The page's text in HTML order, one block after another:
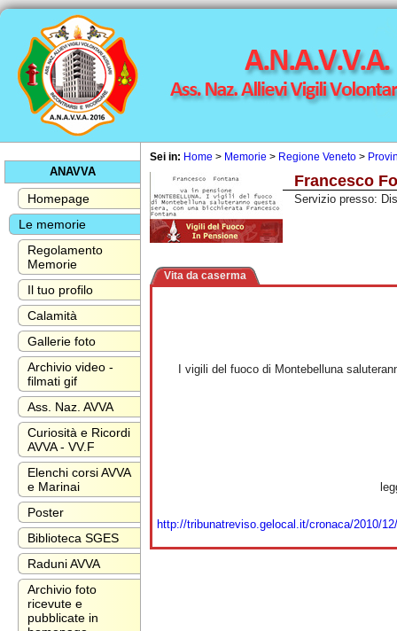
ANAVVA
Homepage
Le memorie
Regolamento
Memorie
Il tuo profilo
Calamità
Gallerie foto
Archivio video -
filmati gif
Ass. Naz. AVVA
Curiosità e Ricordi
AVVA - VV.F
Elenchi corsi AVVA
e Marinai
Poster
Biblioteca SGES
Raduni AVVA
Archivio foto
ricevute e
pubblicate in
Sei in: Home > Memorie > Regione Veneto >
Francesco
Servizio presso:
Vita da caserma
I vigili del fuoco di Montebelluna
leggi l' articolo
http://tribunatreviso.gelocal.it/cronaca/2010/